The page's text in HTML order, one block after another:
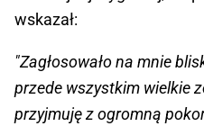
wskazał:
"Zagłosowało na mnie
przede wszystkim wielkie
przyjmuję z ogromną